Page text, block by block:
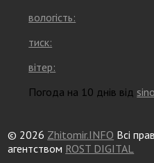
вологість:
тиск:
вітер:
Погода на 10 днів від
© 2026 Zhitomir.INFO Всі
агентством ROST DIGITAL